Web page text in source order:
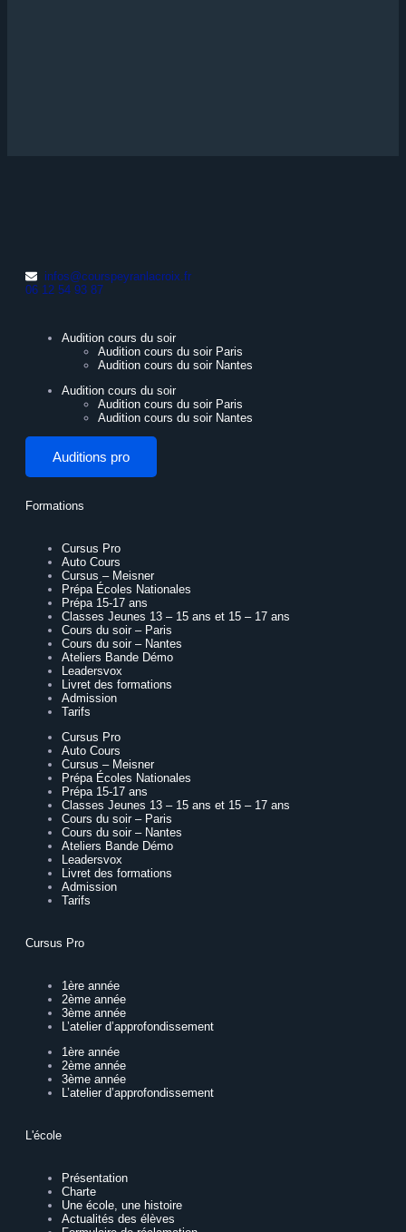
infos@courspeyranlacroix.fr
06 12 54 93 87
Audition cours du soir
Audition cours du soir Paris
Audition cours du soir Nantes
Audition cours du soir
Audition cours du soir Paris
Audition cours du soir Nantes
Auditions pro
Formations
Cursus Pro
Auto Cours
Cursus – Meisner
Prépa Écoles Nationales
Prépa 15-17 ans
Classes Jeunes 13 – 15 ans et 15 – 17 ans
Cours du soir – Paris
Cours du soir – Nantes
Ateliers Bande Démo
Leadersvox
Livret des formations
Admission
Tarifs
Cursus Pro
Auto Cours
Cursus – Meisner
Prépa Écoles Nationales
Prépa 15-17 ans
Classes Jeunes 13 – 15 ans et 15 – 17 ans
Cours du soir – Paris
Cours du soir – Nantes
Ateliers Bande Démo
Leadersvox
Livret des formations
Admission
Tarifs
Cursus Pro
1ère année
2ème année
3ème année
L’atelier d’approfondissement
1ère année
2ème année
3ème année
L’atelier d’approfondissement
L'école
Présentation
Charte
Une école, une histoire
Actualités des élèves